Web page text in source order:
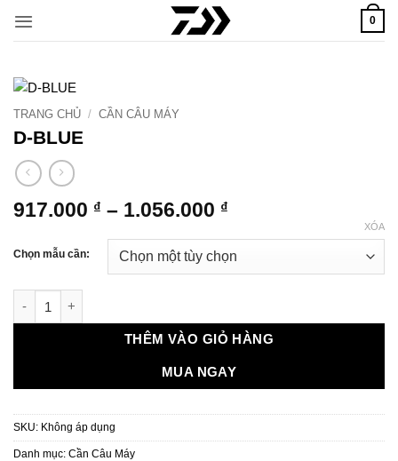
qua
0
TRANG CHỦ / CẦN CÂU MÁY
D-BLUE
917.000 ₫ – 1.056.000 ₫
từ
917.000 ₫
Chọn mẫu cần:
XÓA
THÊM VÀO GIỎ HÀNG
MUA NGAY
SKU: Không áp dụng
Danh mục: Cần Câu Máy